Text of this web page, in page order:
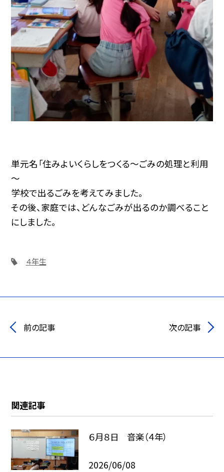
単元名「住みよいくらしをつくる～ごみの処理と利用
～
学校で出るごみを考えてみました。
その後、家庭では、どんなごみが出るのか調べること
にしました。
４年生
前の記事 次の記事
関連記事
６月８日 音楽（４年）
2026/06/08